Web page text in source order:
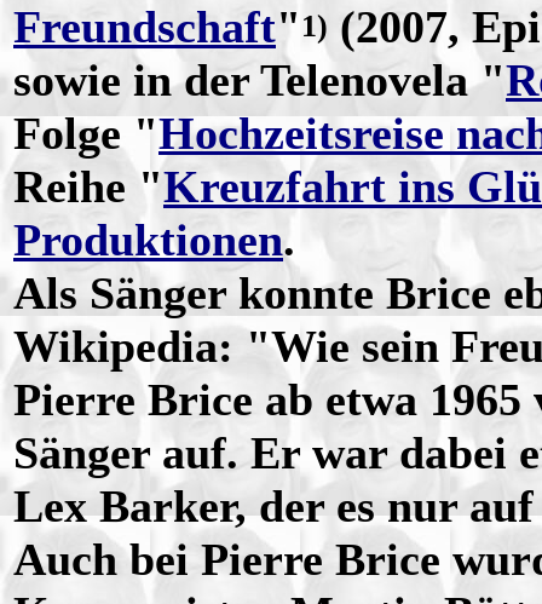
Freundschaft" 1) (2007,
sowie in der Telenovela "
Folge "Hochzeitsreise
Reihe "Kreuzfahrt ins
Produktionen.
Als Sänger konnte Brice
Wikipedia: "Wie sein
Pierre Brice ab etwa
Sänger auf. Er war dabei
Lex Barker, der es nur
Auch bei Pierre Brice